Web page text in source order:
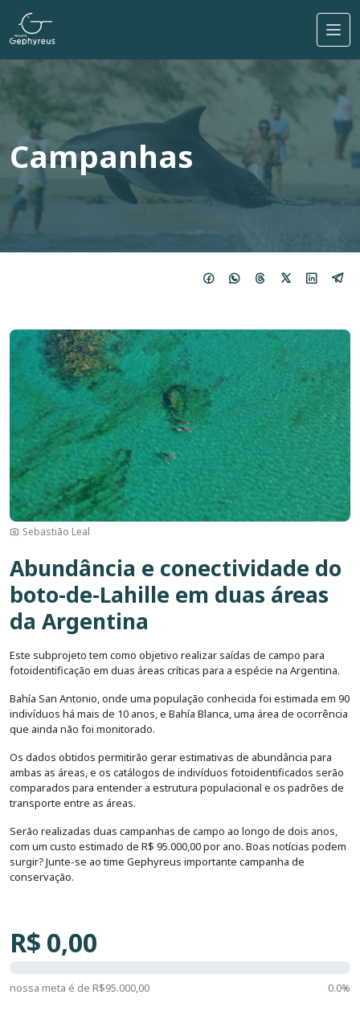
Pular para o conteúdo principal
Campanhas
Imagem
Sebastião Leal
Abundância e conectividade do
boto-de-Lahille em duas áreas
da Argentina
Este subprojeto tem como objetivo realizar saídas de campo para
fotoidentificação em duas áreas críticas para a espécie na Argentina.
Bahía San Antonio, onde uma população conhecida foi estimada em 90
indivíduos há mais de 10 anos, e Bahía Blanca, uma área de ocorrência
que ainda não foi monitorado.
Os dados obtidos permitirão gerar estimativas de abundância para
ambas as áreas, e os catálogos de indivíduos fotoidentificados serão
comparados para entender a estrutura populacional e os padrões de
transporte entre as áreas.
Serão realizadas duas campanhas de campo ao longo de dois anos,
com um custo estimado de R$ 95.000,00 por ano. Boas notícias podem
surgir? Junte-se ao time Gephyreus importante campanha de
conservação.
R$ 0,00
nossa meta é de R$95.000,00 0.0%